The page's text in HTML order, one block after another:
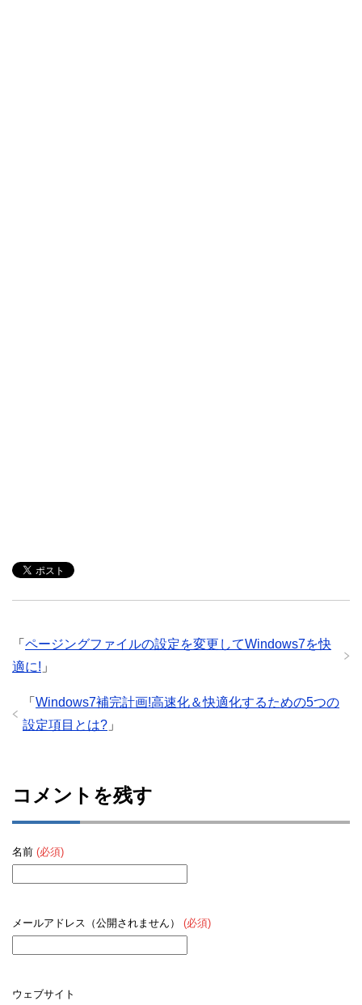
「 ページングファイルの設定を変更してWindows7を快
適に! 」
「 Windows7補完計画!高速化＆快適化するための5つの
設定項目とは? 」
コメントを残す
名前 (必須)
メールアドレス（公開されません） (必須)
ウェブサイト